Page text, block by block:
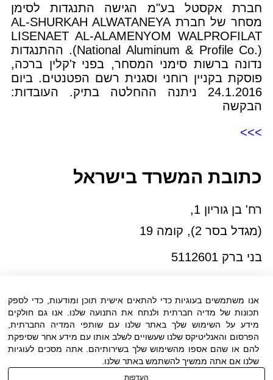
חברת אקסטל בע"מ הגישה התנגדות לסימן
מסחר של חברת AL-SHURKAH ALWATANEYA
LISENAET AL-ALAMENYOM WALPROFILAT
(National Aluminum & Profile Co.). ההתנגדות
נדונה ברשות סימני המסחר, בפני ז'קלין ברכה,
פוסקת בקניין רוחני וסגנית רשם הפטנטים. ביום
24.1.2016 ניתנה ההחלטה בתיק. העובדות:
הבקשה
>>>
כתובת המשרד בישראל
רח' בן גוריון 1,
(מגדל בסר 2), קומה 19
בני ברק 5112601
פקס:03-6005531
דוא"ל:office@dwo.co.il
אנו משתמשים בעוגיות כדי להתאים אישית תוכן ומודעות, כדי לספק
תכונות של מדיה חברתית ולנתח את התנועה שלנו. אנו גם חולקים
מידע על השימוש שלך באתר שלנו עם שותפי המדיה החברתית,
הפרסום והאנליטיקס שלנו שעשויים לשלב אותו עם מידע אחר שסיפקת
להם או שהם אספו מהשימוש שלך בשירותיהם. אתה מסכים לעוגיות
שלנו אם אתה ממשיך להשתמש באתר שלנו.
העדפות